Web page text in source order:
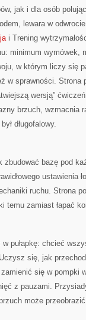
jak i dla osób
lewara w
i Trening
minimum wymówek,
w którym liczy się
w sprawności. Strona
wersją”
brzuch, wzmacnia
długofalowy.
bazę pod
ustawienia
ruchu. Strona
zamiast łapać
pułapkę: chcieć
się, jak
się w pompki
z pauzami.
może